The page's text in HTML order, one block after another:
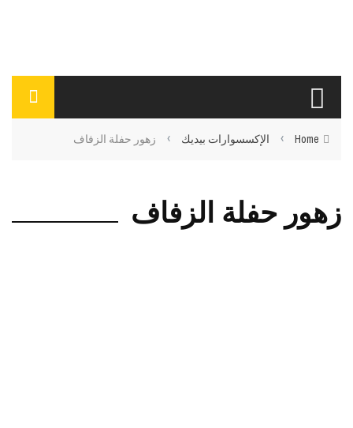
Home
› الإكسسوارات بيديك › زهور حفلة الزفاف
زهور حفلة الزفاف